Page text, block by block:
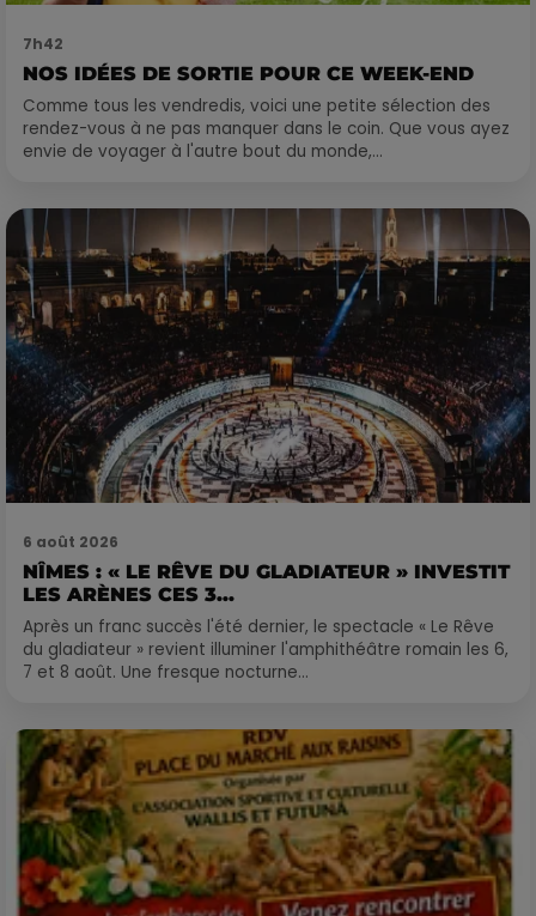
7h42
NOS IDÉES DE SORTIE POUR CE WEEK-END
Comme tous les vendredis, voici une petite sélection des
rendez-vous à ne pas manquer dans le coin. Que vous ayez
envie de voyager à l'autre bout du monde,...
6 août 2026
NÎMES : « LE RÊVE DU GLADIATEUR » INVESTIT
LES ARÈNES CES 3...
Après un franc succès l'été dernier, le spectacle « Le Rêve
du gladiateur » revient illuminer l'amphithéâtre romain les 6,
7 et 8 août. Une fresque nocturne...